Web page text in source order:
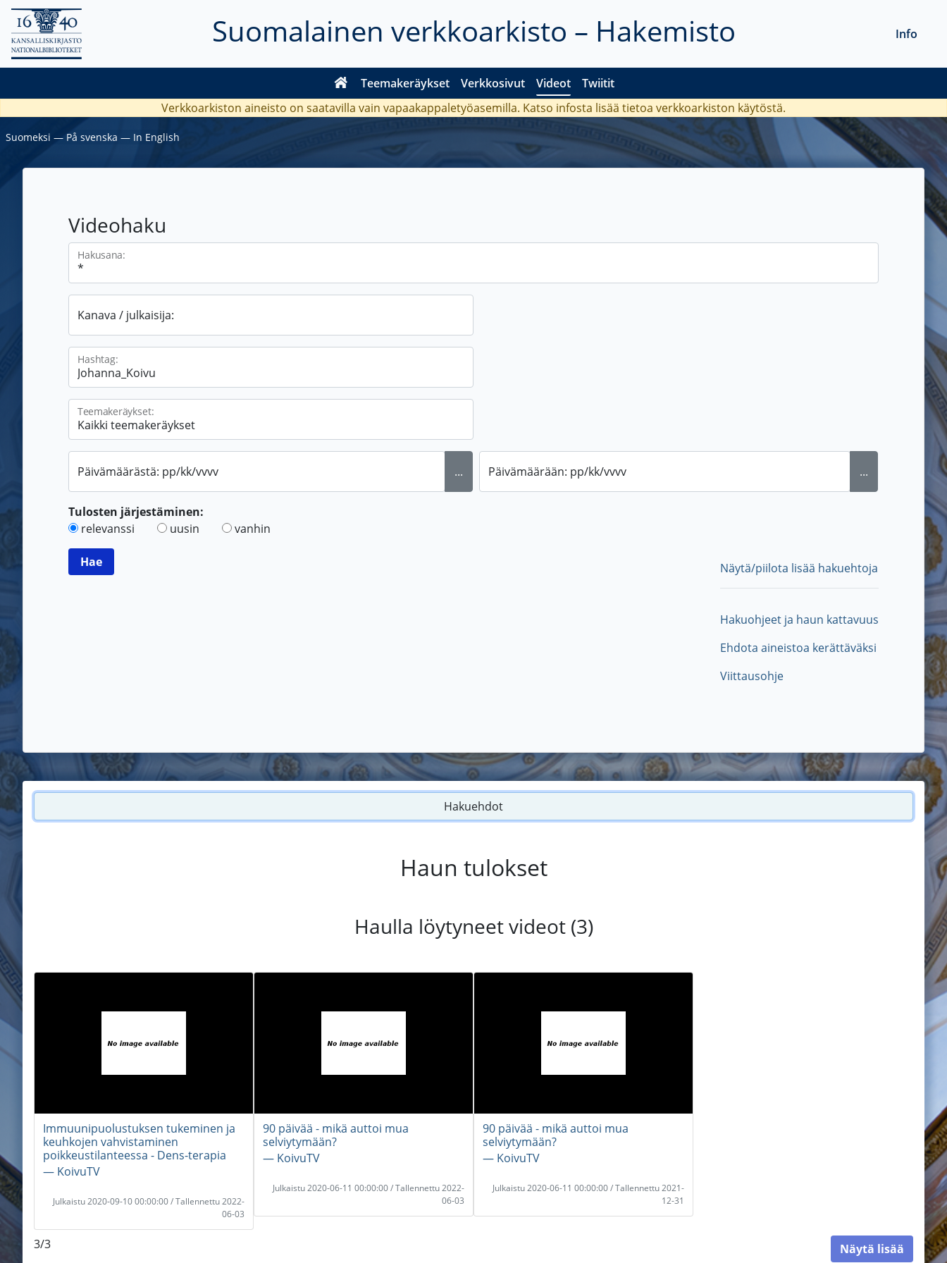
Suomalainen verkkoarkisto – Hakemisto
Teemakeräykset Verkkosivut Videot Twiitit
Info
Verkkoarkiston aineisto on saatavilla vain vapaakappaletyöasemilla. Katso infosta lisää tietoa verkkoarkiston käytöstä.
Suomeksi ― På svenska ― In English
Videohaku
Hakusana:
Kanava / julkaisija:
Hashtag:
Teemakeräykset:
Päivämäärästä: pp/kk/vvvv ... Päivämäärään: pp/kk/vvvv ...
Tulosten järjestäminen:
relevanssi
uusin vanhin
Näytä/piilota lisää hakuehtoja
Hakuohjeet ja haun kattavuus
Ehdota aineistoa kerättäväksi
Viittausohje
Hakuehdot
Haun tulokset
Haulla löytyneet videot (3)
Immuunipuolustuksen tukeminen ja
keuhkojen vahvistaminen
poikkeustilanteessa - Dens-terapia
― KoivuTV
Julkaistu 2020-09-10 00:00:00 / Tallennettu 2022-
06-03
90 päivää - mikä auttoi mua
selviytymään?
― KoivuTV
Julkaistu 2020-06-11 00:00:00 / Tallennettu 2022-
06-03
90 päivää - mikä auttoi mua
selviytymään?
― KoivuTV
Julkaistu 2020-06-11 00:00:00 / Tallennettu 2021-
12-31
3/3 Näytä lisää